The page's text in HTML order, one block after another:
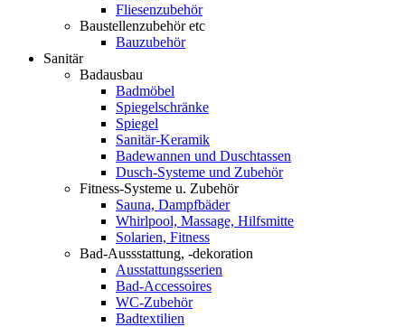
Fliesenzubehör
Baustellenzubehör etc
Bauzubehör
Sanitär
Badausbau
Badmöbel
Spiegelschränke
Spiegel
Sanitär-Keramik
Badewannen und Duschtassen
Dusch-Systeme und Zubehör
Fitness-Systeme u. Zubehör
Sauna, Dampfbäder
Whirlpool, Massage, Hilfsmitte
Solarien, Fitness
Bad-Aussstattung, -dekoration
Ausstattungsserien
Bad-Accessoires
WC-Zubehör
Badtextilien